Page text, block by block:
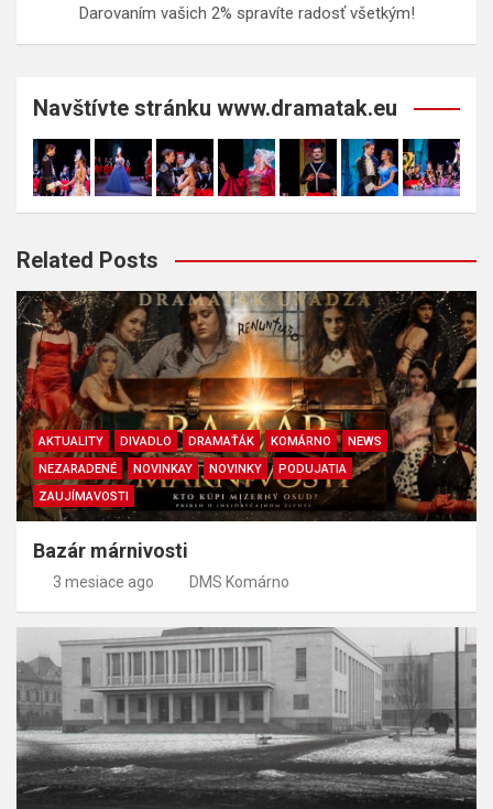
Darovaním vašich 2% spravíte radosť všetkým!
Navštívte stránku www.dramatak.eu
Related Posts
AKTUALITY DIVADLO DRAMAŤÁK KOMÁRNO
NEWS
NEZARADENÉ
NOVINKAY NOVINKY
PODUJATIA
ZAUJÍMAVOSTI
Bazár márnivosti
3 mesiace ago DMS Komárno